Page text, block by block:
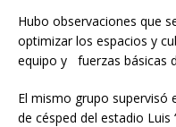
Hubo observaciones que
optimizar los espacios y
equipo y fuerzas básicas
El mismo grupo supervisó
de césped del estadio Luis